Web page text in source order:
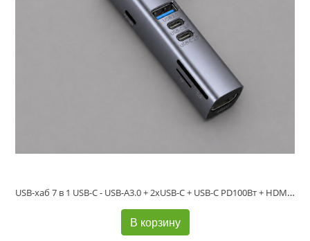
USB-хаб 7 в 1 USB-C - USB-A3.0 + 2хUSB-C + USB-C PD100Вт + HDMI + SD + microSD, серый, Deppa
В корзину